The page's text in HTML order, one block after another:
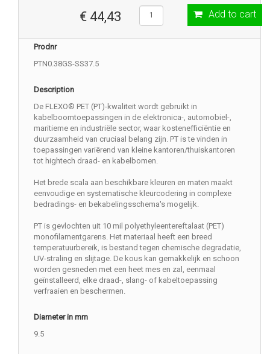
€ 44,43 Add to cart
Prodnr
PTN0.38GS-SS37.5
Description
De FLEXO® PET (PT)-kwaliteit wordt gebruikt in
kabelboomtoepassingen in de elektronica-, automobiel-,
maritieme en industriële sector, waar kostenefficiëntie en
duurzaamheid van cruciaal belang zijn. PT is te vinden in
toepassingen variërend van kleine kantoren/thuiskantoren
tot hightech draad- en kabelbomen.
Het brede scala aan beschikbare kleuren en maten maakt
eenvoudige en systematische kleurcodering in complexe
bedradings- en bekabelingsschema's mogelijk.
PT is gevlochten uit 10 mil polyethyleentereftalaat (PET)
monofilamentgarens. Het materiaal heeft een breed
temperatuurbereik, is bestand tegen chemische degradatie,
UV-straling en slijtage. De kous kan gemakkelijk en schoon
worden gesneden met een heet mes en zal, eenmaal
geïnstalleerd, elke draad-, slang- of kabeltoepassing
verfraaien en beschermen.
Diameter in mm
9.5